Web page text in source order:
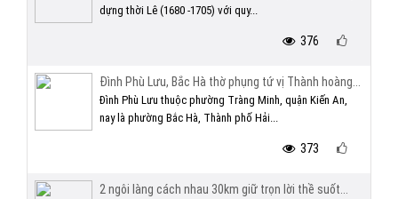
dựng thời Lê (1680 -1705) với quy...
376
Đình Phù Lưu, Bắc Hà thờ phụng tứ vị Thành hoàng...
Đình Phù Lưu thuộc phường Tràng Minh, quận Kiến An,
nay là phường Bắc Hà, Thành phố Hải...
373
2 ngôi làng cách nhau 30km giữ trọn lời thề suốt...